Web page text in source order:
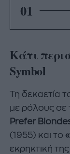
01
Kάτι
Symbol
Τη δεκαετία
με ρόλους σε
Prefer
(1955) και το
εκρηκτική